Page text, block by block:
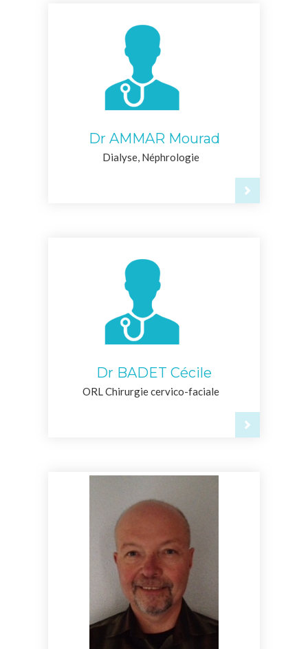
Dr AMMAR Mourad
Dialyse, Néphrologie
Dr BADET Cécile
ORL Chirurgie cervico-faciale